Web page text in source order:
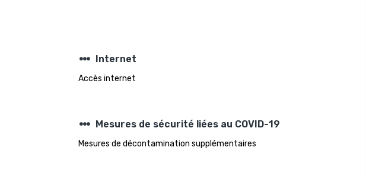
steppers Internet
Accès internet
steppers Mesures de sécurité liées au COVID-19
Mesures de décontamination supplémentaires